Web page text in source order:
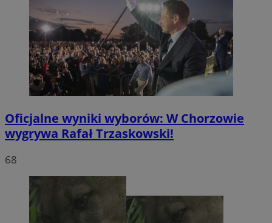
Oficjalne wyniki wyborów: W Chorzowie
wygrywa Rafał Trzaskowski!
68